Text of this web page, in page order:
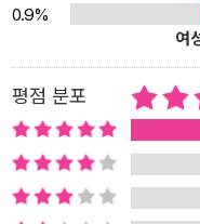
0.9%
여
평점 분포